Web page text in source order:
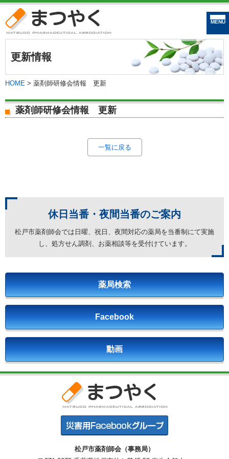
まつやく｜松戸市
更新情報
HOME > 薬剤師研修会情報 更新
薬剤師研修会情報 更新
一覧に戻る
休日当番・夜間当番のご案内
松戸市薬剤師会では日曜、祝日、夜間対応の薬局を当番制にて実施
し、処方せん調剤、お薬相談等を受付けています。
薬局検索
Facebook
動画
松戸市薬剤師会（事務局）